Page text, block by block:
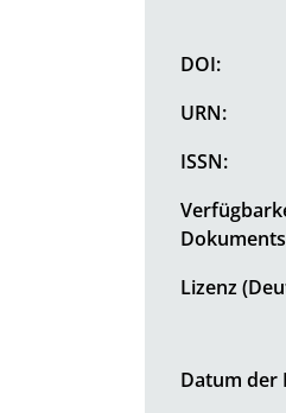
DOI:
URN:
ISSN:
Lizenz
Datum der